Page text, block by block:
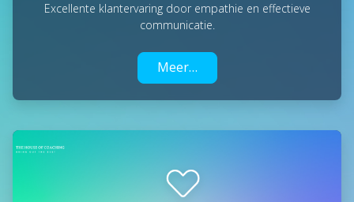
Excellente klantervaring door empathie en effectieve
communicatie.
Meer…